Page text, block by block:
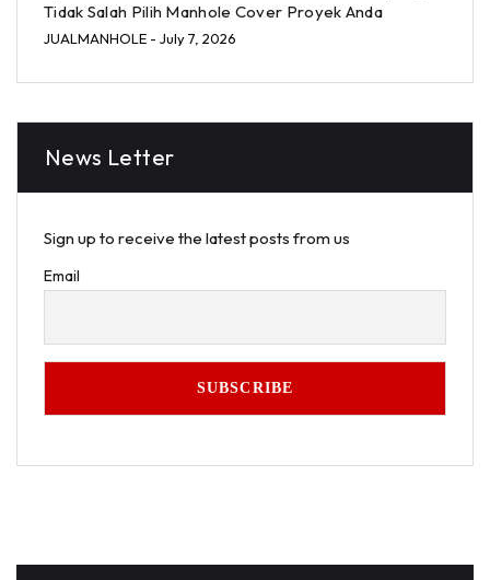
Tidak Salah Pilih Manhole Cover Proyek Anda
JUALMANHOLE - July 7, 2026
News Letter
Sign up to receive the latest posts from us
Email